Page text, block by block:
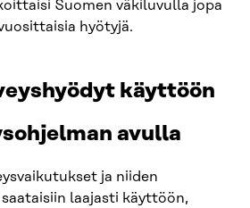
Suomen väkiluvulla jopa
hyötyjä.
käyttöön
avulla
ja niiden
laajasti käyttöön,